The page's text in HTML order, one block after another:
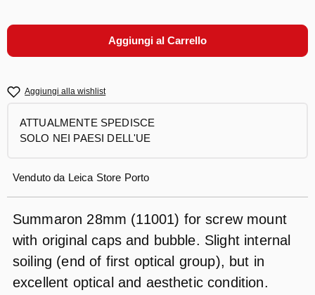
Aggiungi al Carrello
Aggiungi alla wishlist
ATTUALMENTE SPEDISCE
SOLO NEI PAESI DELL'UE
Venduto da Leica Store Porto
Summaron 28mm (11001) for screw mount
with original caps and bubble. Slight internal
soiling (end of first optical group), but in
excellent optical and aesthetic condition.